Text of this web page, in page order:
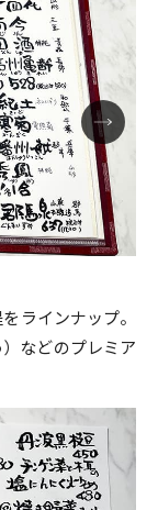
ラインナップ。
などのプレミア